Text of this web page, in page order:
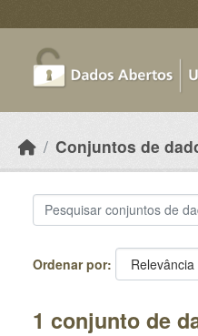
Conjuntos de
Ordenar por
1 conjunto de